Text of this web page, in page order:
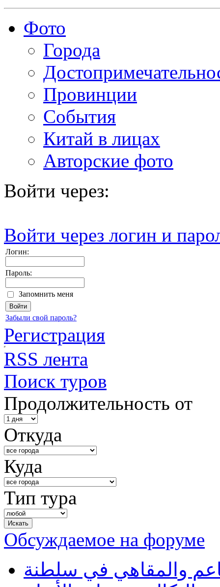
Фото
Города
Провинции
События
Китай в лицах
Авторские фото
Войти через:
Войти через логин и
Логин:
Пароль:
Запомнить меня
Забыли свой пароль?
Регистрация
RSS лента
Поиск туров
Продолжительность от
Откуда
Куда
Тип тура
Обсуждаемое на форуме
والمقاهي في سلطنة